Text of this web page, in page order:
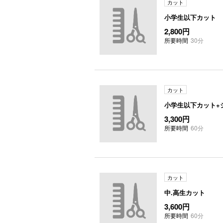
カット
小学生以下カット
2,800円
所要時間 30分
カット
小学生以下カット+
3,300円
所要時間 60分
カット
中.高生カット
3,600円
所要時間 60分